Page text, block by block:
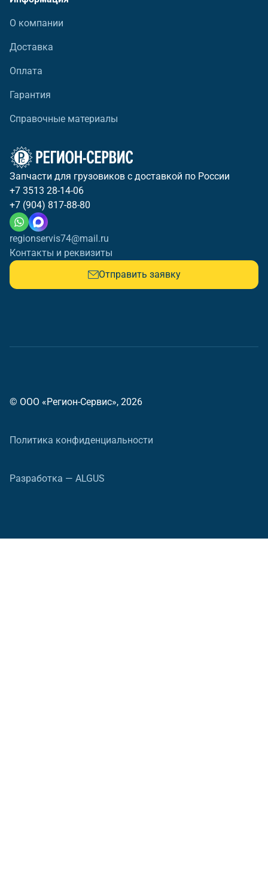
О компании
Доставка
Оплата
Гарантия
Справочные материалы
Запчасти для грузовиков с доставкой по России
+7 3513 28-14-06
+7 (904) 817-88-80
regionservis74@mail.ru
Контакты и реквизиты
Отправить заявку
© ООО «Регион-Сервис», 2026
Политика конфиденциальности
Разработка — ALGUS